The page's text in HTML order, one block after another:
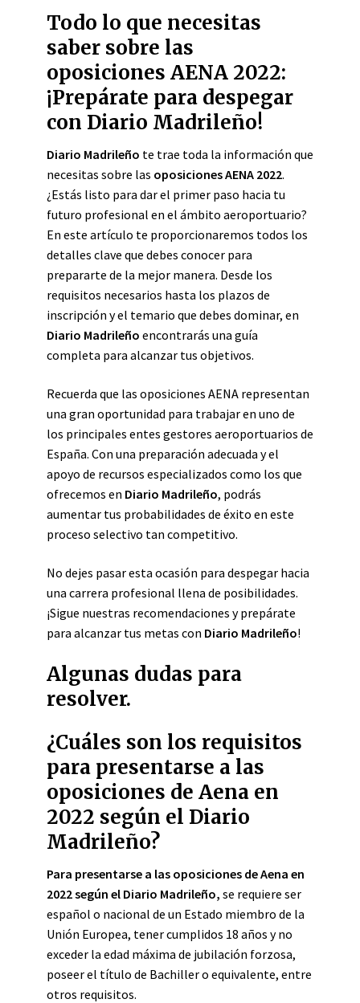
Todo lo que necesitas
saber sobre las
oposiciones AENA 2022:
¡Prepárate para despegar
con Diario Madrileño!
Diario Madrileño te trae toda la información que
necesitas sobre las oposiciones AENA 2022.
¿Estás listo para dar el primer paso hacia tu
futuro profesional en el ámbito aeroportuario?
En este artículo te proporcionaremos todos los
detalles clave que debes conocer para
prepararte de la mejor manera. Desde los
requisitos necesarios hasta los plazos de
inscripción y el temario que debes dominar, en
Diario Madrileño encontrarás una guía
completa para alcanzar tus objetivos.
Recuerda que las oposiciones AENA representan
una gran oportunidad para trabajar en uno de
los principales entes gestores aeroportuarios de
España. Con una preparación adecuada y el
apoyo de recursos especializados como los que
ofrecemos en Diario Madrileño, podrás
aumentar tus probabilidades de éxito en este
proceso selectivo tan competitivo.
No dejes pasar esta ocasión para despegar hacia
una carrera profesional llena de posibilidades.
¡Sigue nuestras recomendaciones y prepárate
para alcanzar tus metas con Diario Madrileño!
Algunas dudas para
resolver.
¿Cuáles son los requisitos
para presentarse a las
oposiciones de Aena en
2022 según el Diario
Madrileño?
Para presentarse a las oposiciones de Aena en
2022 según el Diario Madrileño, se requiere ser
español o nacional de un Estado miembro de la
Unión Europea, tener cumplidos 18 años y no
exceder la edad máxima de jubilación forzosa,
poseer el título de Bachiller o equivalente, entre
otros requisitos.